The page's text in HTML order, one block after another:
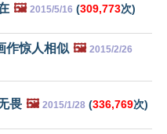
🖼️ 2015/5/16 (309,773次)
作惊人相似 🖼️ 2015/2/26
畏 🖼️ 2015/1/28 (336,769次)